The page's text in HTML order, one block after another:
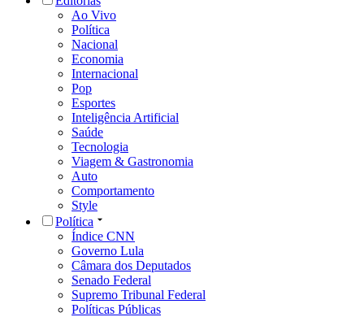
Ao Vivo
Política
Nacional
Economia
Internacional
Pop
Esportes
Inteligência Artificial
Saúde
Tecnologia
Viagem & Gastronomia
Auto
Comportamento
Style
Política
Índice CNN
Governo Lula
Câmara dos Deputados
Senado Federal
Supremo Tribunal Federal
Políticas Públicas